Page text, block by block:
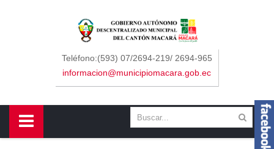
Teléfono:(593) 07/2694-219/ 2694-965
informacion@municipiomacara.gob.ec
Sidebar Menu
Concejo
Departamentos